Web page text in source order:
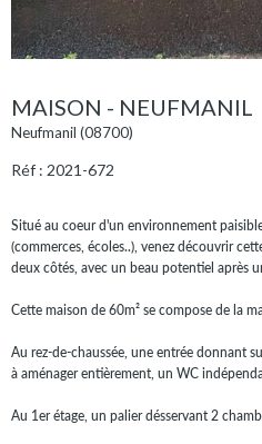
MAISON - NEUFMANIL
Neufmanil (08700)
Réf : 2021-672
Situé au coeur d'un environnement
(commerces, écoles..), venez découvrir
deux côtés, avec un beau potentiel après
Cette maison de 60m² se compose de la
Au rez-de-chaussée, une entrée donnant
à aménager entièrement, un WC
Au 1er étage, un palier désservant 2